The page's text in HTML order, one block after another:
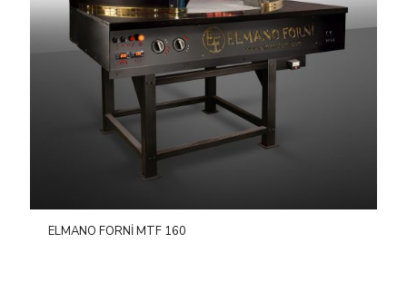
ELMANO FORNİ MTF 160